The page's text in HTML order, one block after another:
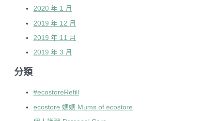
2020 年 1 月
2019 年 12 月
2019 年 11 月
2019 年 3 月
分類
#ecostoreRefill
ecostore 媽媽 Mums of ecostore